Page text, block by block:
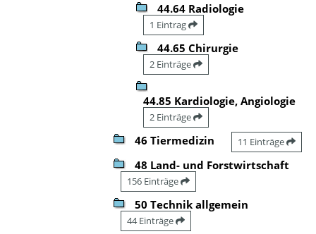
44.64 Radiologie
1 Eintrag
44.65 Chirurgie
2 Einträge
44.85 Kardiologie, Angiologie
2 Einträge
46 Tiermedizin 11 Einträge
48 Land- und Forstwirtschaft
156 Einträge
50 Technik allgemein
44 Einträge